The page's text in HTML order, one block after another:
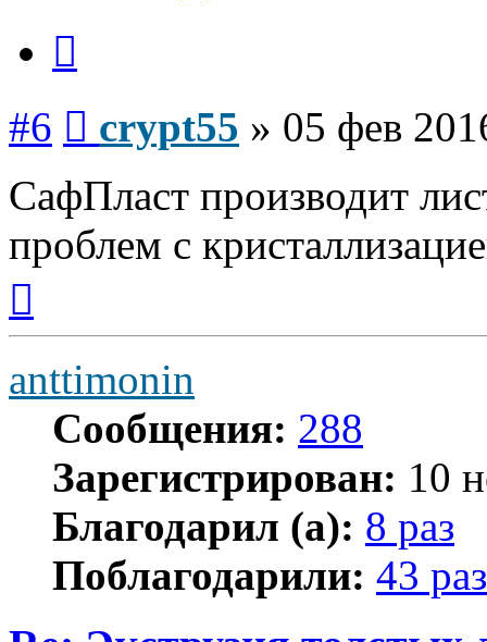
#6 crypt55 » 05 фев
СафПласт производит
проблем с
началу
anttimonin
Сообщения: 288
Зарегистрирован: 10
Благодарил (а): 8 раз
Поблагодарили: 43